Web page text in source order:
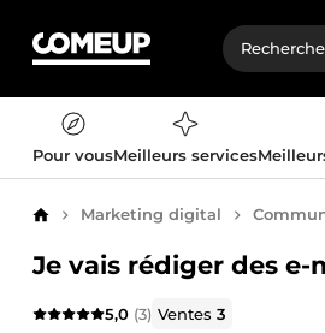
Pour vousMeilleurs services
AccueilMarketing digital
Je vais rédiger des
5,0 (3) Ventes3